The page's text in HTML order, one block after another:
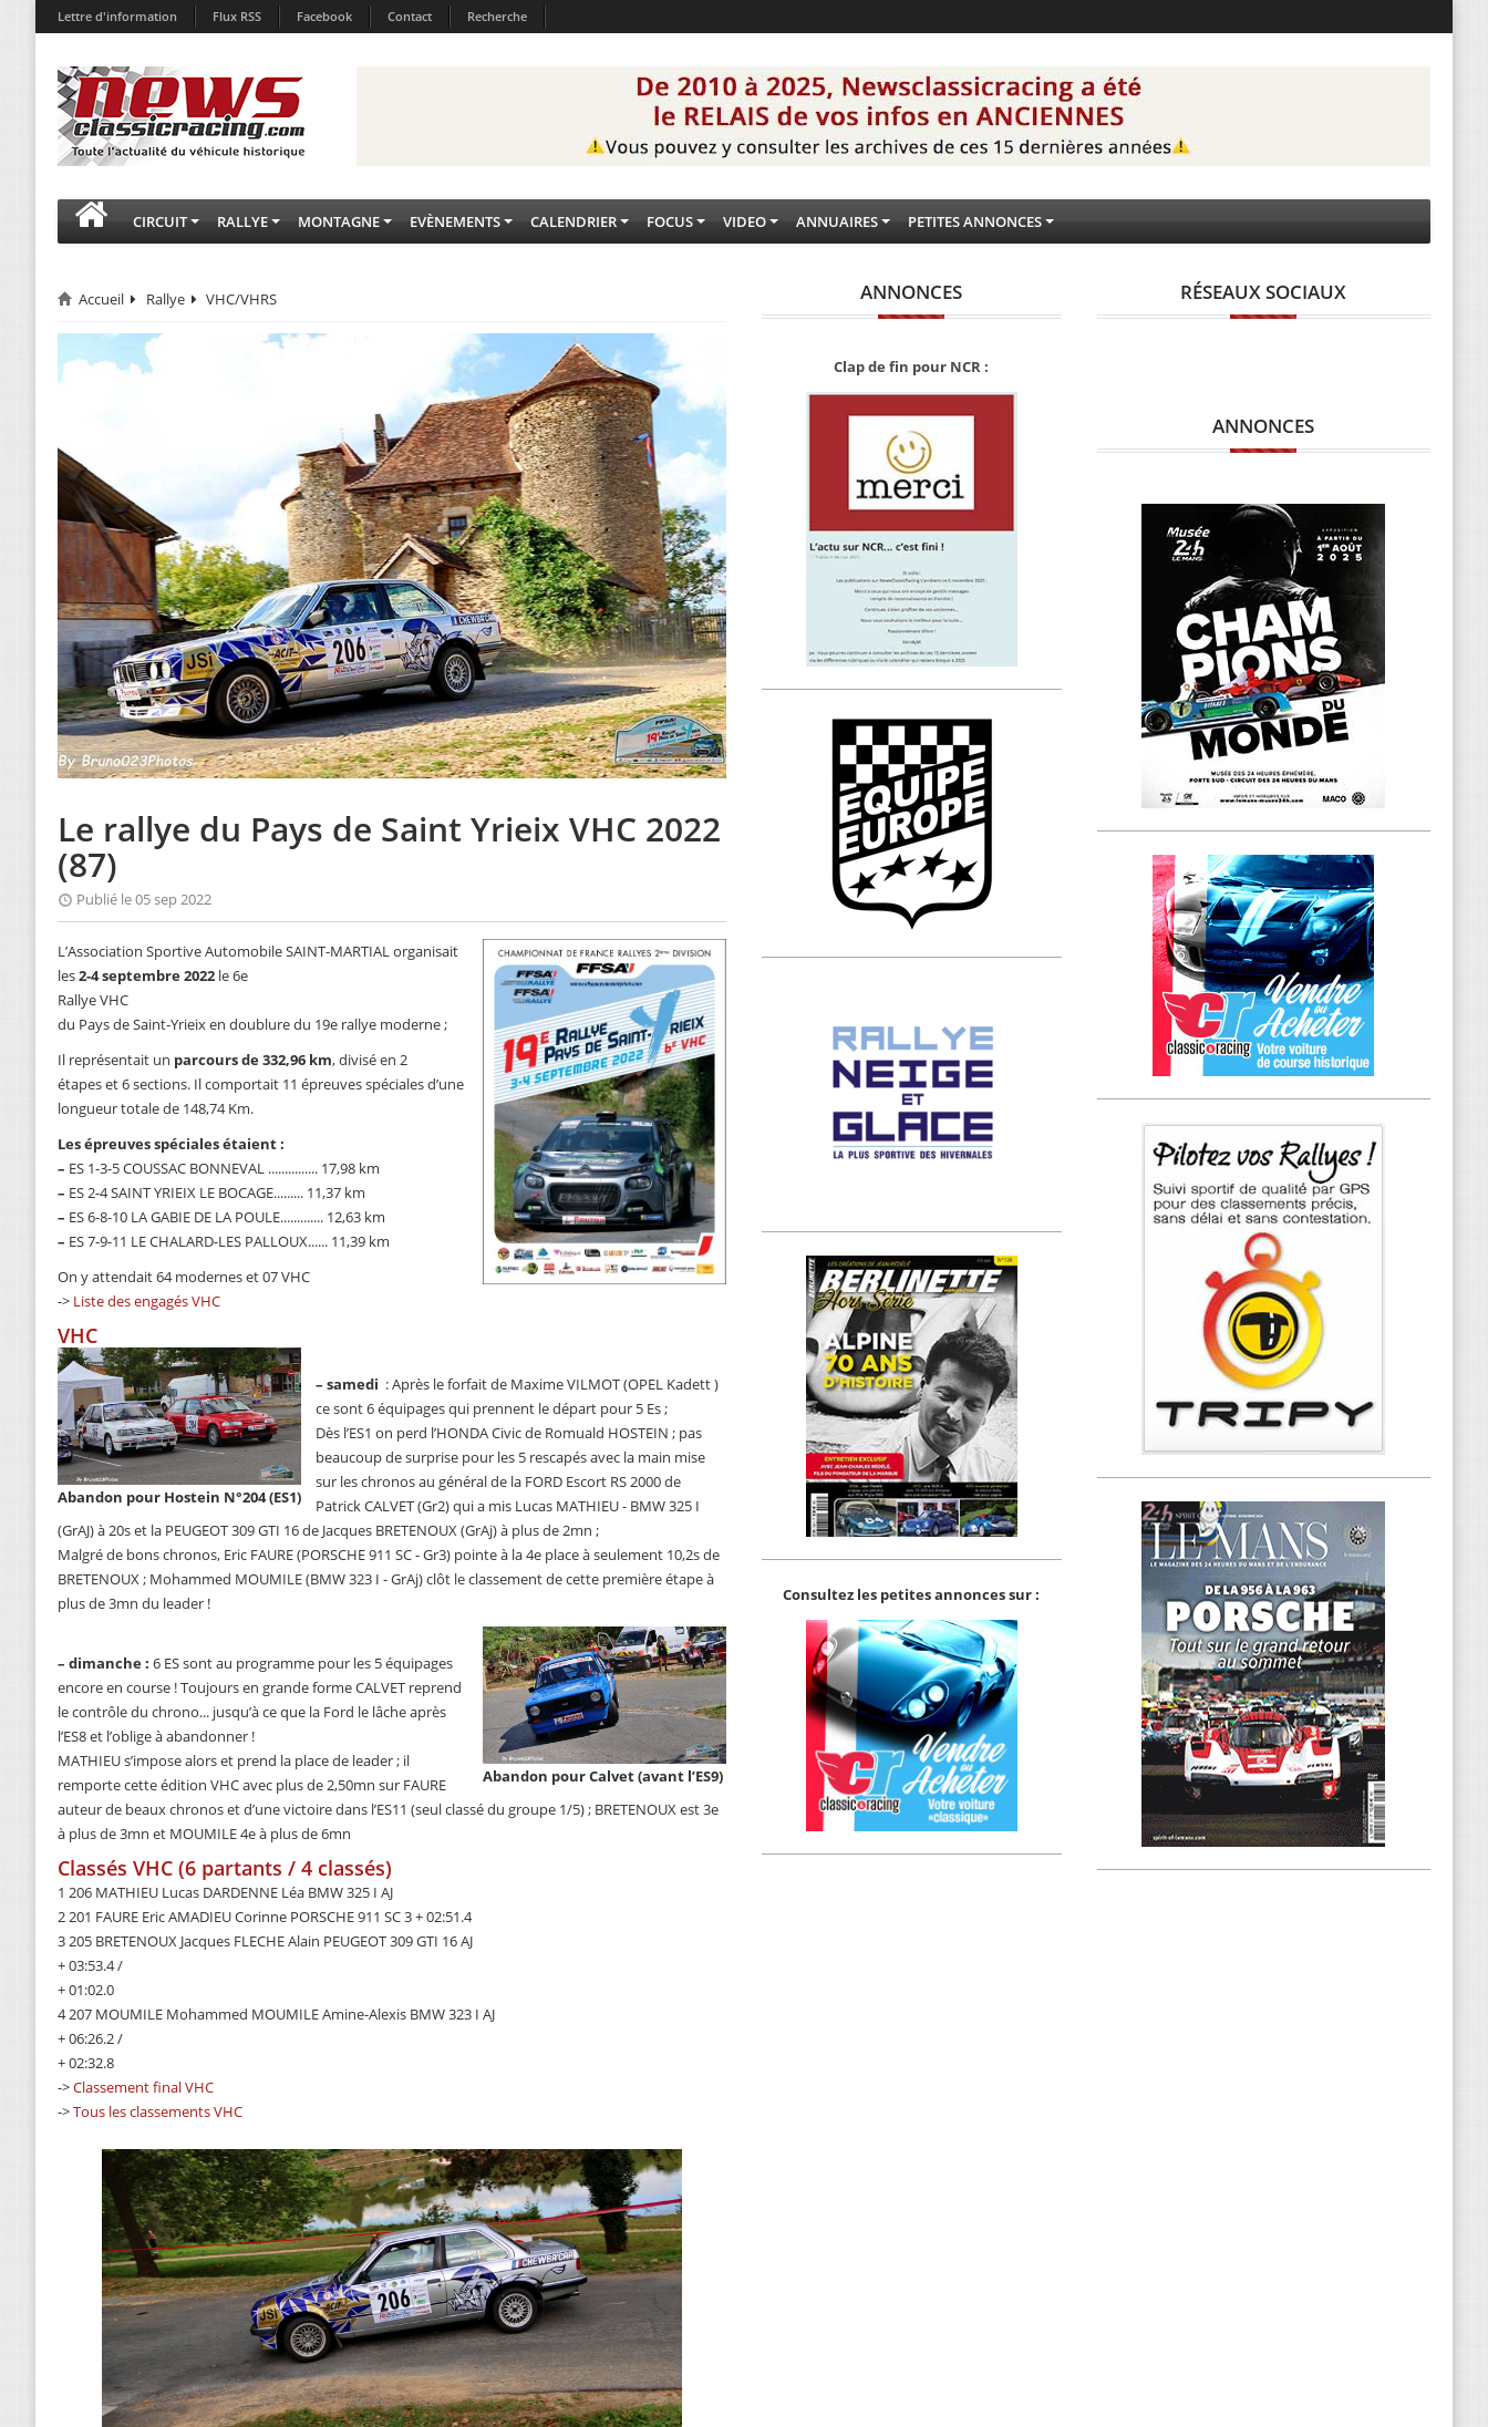
Lettre d'information Flux RSS Facebook Contact Recherche
CIRCUIT RALLYE MONTAGNE EVÈNEMENTS CALENDRIER FOCUS VIDEO ANNUAIRES PETITES ANNONCES
Accueil Rallye VHC/VHRS
Le rallye du Pays de Saint Yrieix VHC 2022
(87)
Publié le 05 sep 2022
L’Association Sportive Automobile SAINT-MARTIAL organisait
les2-4 septembre 2022 le 6e
Rallye VHC
du Pays de Saint-Yrieix en doublure du 19e rallye moderne ;
Il représentait un parcours de 332,96 km, divisé en 2
étapes et 6 sections. Il comportait 11 épreuves spéciales d’une
longueur totale de 148,74 Km.
Les épreuves spéciales étaient :
– ES 1-3-5 COUSSAC BONNEVAL ............... 17,98 km
– ES 2-4 SAINT YRIEIX LE BOCAGE......... 11,37 km
– ES 6-8-10 LA GABIE DE LA POULE............. 12,63 km
– ES 7-9-11 LE CHALARD-LES PALLOUX...... 11,39 km
On y attendait 64 modernes et 07 VHC
-> Liste des engagés VHC
VHC
Abandon pour Hostein N°204 (ES1)
– samedi : Après le forfait de Maxime VILMOT (OPEL Kadett )
ce sont 6 équipages qui prennent le départ pour 5 Es ;
Dès l’ES1 on perd l’HONDA Civic de Romuald HOSTEIN ; pas
beaucoup de surprise pour les 5 rescapés avec la main mise
sur les chronos au général de la FORD Escort RS 2000 de
Patrick CALVET (Gr2) qui a mis Lucas MATHIEU - BMW 325 I
(GrAJ) à 20s et la PEUGEOT 309 GTI 16 de Jacques BRETENOUX (GrAj) à plus de 2mn ;
Malgré de bons chronos, Eric FAURE (PORSCHE 911 SC - Gr3) pointe à la 4e place à seulement 10,2s de
BRETENOUX ; Mohammed MOUMILE (BMW 323 I - GrAj) clôt le classement de cette première étape à
plus de 3mn du leader !
Abandon pour Calvet (avant l’ES9)
– dimanche : 6 ES sont au programme pour les 5 équipages
encore en course ! Toujours en grande forme CALVET reprend
le contrôle du chrono... jusqu’à ce que la Ford le lâche après
l’ES8 et l’oblige à abandonner !
MATHIEU s’impose alors et prend la place de leader ; il
remporte cette édition VHC avec plus de 2,50mn sur FAURE
auteur de beaux chronos et d’une victoire dans l’ES11 (seul classé du groupe 1/5) ; BRETENOUX est 3e
à plus de 3mn et MOUMILE 4e à plus de 6mn
Classés VHC (6 partants / 4 classés)
1 206 MATHIEU Lucas DARDENNE Léa BMW 325 I AJ
2 201 FAURE Eric AMADIEU Corinne PORSCHE 911 SC 3 + 02:51.4
3 205 BRETENOUX Jacques FLECHE Alain PEUGEOT 309 GTI 16 AJ
+ 03:53.4 /
+ 01:02.0
4 207 MOUMILE Mohammed MOUMILE Amine-Alexis BMW 323 I AJ
+ 06:26.2 /
+ 02:32.8
->Classement final VHC
->Tous les classements VHC
ANNONCES
Clap de fin pour NCR :
Consultez les petites annonces sur :
RÉSEAUX SOCIAUX
ANNONCES